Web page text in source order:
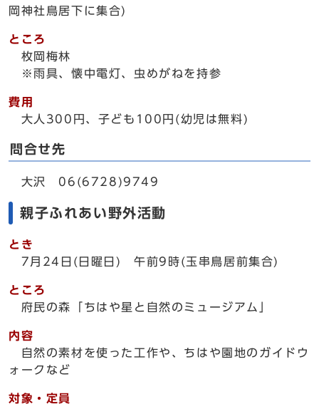
岡神社鳥居下に集合)
ところ
枚岡梅林
※雨具、懐中電灯、虫めがねを持参
費用
大人300円、子ども100円(幼児は無料)
問合せ先
大沢 06(6728)9749
親子ふれあい野外活動
とき
7月24日(日曜日) 午前9時(玉串鳥居前集合)
ところ
府民の森「ちはや星と自然のミュージアム」
内容
自然の素材を使った工作や、ちはや園地のガイドウ
ォークなど
対象・定員